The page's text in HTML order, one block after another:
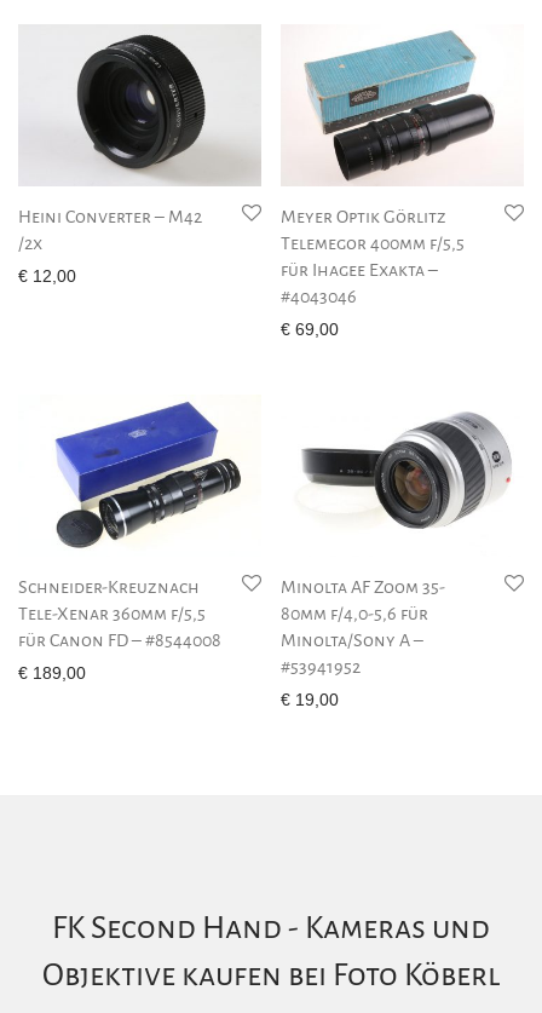
Heini Converter – M42
/2x
€ 12,00
Meyer Optik Görlitz
Telemegor 400mm f/5,5
für Ihagee Exakta –
#4043046
€ 69,00
Schneider-Kreuznach
Tele-Xenar 360mm f/5,5
für Canon FD – #8544008
€ 189,00
Minolta AF Zoom 35-
80mm f/4,0-5,6 für
Minolta/Sony A –
#53941952
€ 19,00
FK Second Hand - Kameras und
Objektive kaufen bei Foto Köberl